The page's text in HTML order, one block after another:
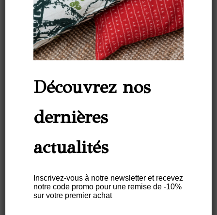
Les feuilles SABIÁ sont
naturel de l’Amazonie.
L’extraction du latex est
Découvrez nos
dernières
actualités
Inscrivez-vous à notre newsletter et recevez
notre code promo pour une remise de -10%
sur votre premier achat